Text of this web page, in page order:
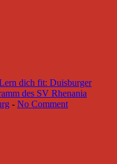
dich fit: Duisburger
des SV Rhenania
- No Comment